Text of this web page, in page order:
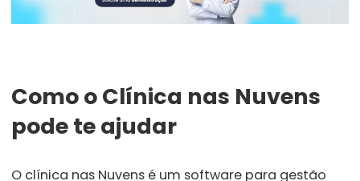
Como o Clínica nas Nuvens
pode te ajudar
O clínica nas Nuvens é um software para gestão